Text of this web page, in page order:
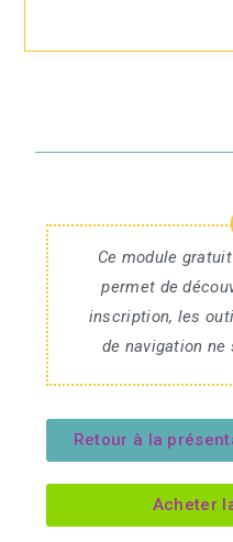
Ce module
permet de
inscription, les
de navigation
Retour à la
Acheter